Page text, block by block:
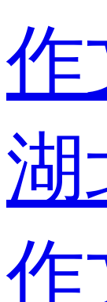
作
湖
作